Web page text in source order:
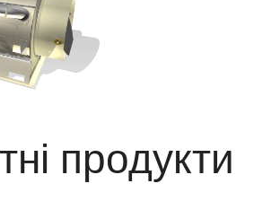
продукти